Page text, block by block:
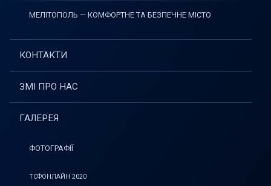
МЕЛІТОПОЛЬ — КОМФОРТНЕ ТА БЕЗПЕЧНЕ МІСТО
КОНТАКТИ
ЗМІ ПРО НАС
ГАЛЕРЕЯ
ФОТОГРАФІЇ
ТСФОНЛАЙН 2020